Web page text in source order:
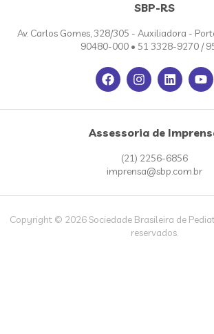
SBP-RS
Av. Carlos Gomes, 328/305 - Auxiliadora -
90480-000 • 51 3328-9270 /
Assessoria de
(21) 2256-6856
imprensa@sbp.com.br
Copyright © 2026 Sociedade Brasileira de
reservados.